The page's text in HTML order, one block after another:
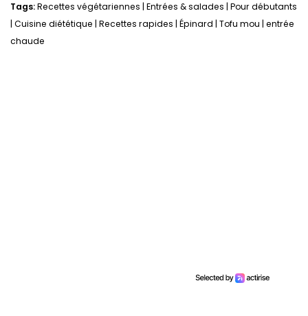
Tags:Recettes végétariennes Entrées & salades Pour débutants
Cuisine diététique Recettes rapides Épinard Tofu mou entrée
chaude